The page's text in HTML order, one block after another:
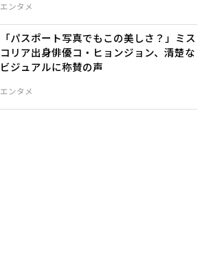
エンタメ
エンタメ
「パスポート写真でもこの美しさ？」ミス
コリア出身俳優コ・ヒョンジョン、清楚な
ビジュアルに称賛の声